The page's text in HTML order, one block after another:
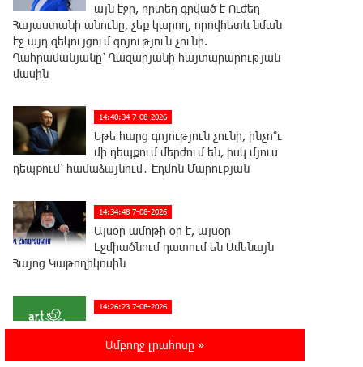
այն էջը, որտեղ գրված է Ուժեղ
Հայաստանի անունը, չեք կարող, որովհետև նման
էջ այդ զեկույցում գոյություն չունի.
Ղահրամանյանը՝ Ղազարյանի հայտարարության
մասին
14:40:34 7-08-2026
Եթե հարց գոյություն չունի, ինչո՞ւ
մի դեպքում մերժում են, իսկ մյուս
դեպքում՝ համաձայնում․ Էդմոն Մարուքյան
14:34:48 7-08-2026
Այսօր ամոթի օր է, այսօր
Էջմիածնում դատում են Ամենայն
Հայոց Կաթողիկոսին
14:26:23 7-08-2026
Նահանգներում է․ նոր մասնաճյուղ
Ամբողջ լրահոսը »